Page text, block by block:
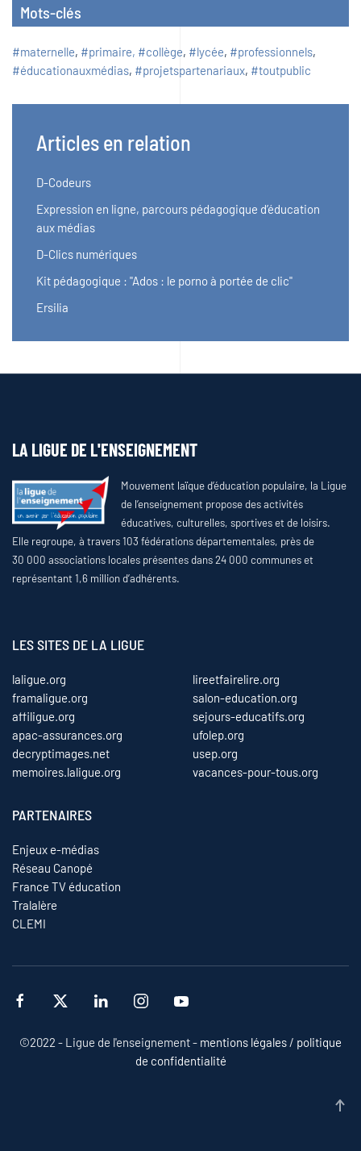
Mots-clés
#maternelle, #primaire, #collège, #lycée, #professionnels,
#éducationauxmédias, #projetspartenariaux, #toutpublic
Articles en relation
D-Codeurs
Expression en ligne, parcours pédagogique d’éducation
aux médias
D-Clics numériques
Kit pédagogique : "Ados : le porno à portée de clic"
Ersilia
LA LIGUE DE L'ENSEIGNEMENT
Mouvement laïque d’éducation populaire, la Ligue
de l’enseignement propose des activités
éducatives, culturelles, sportives et de loisirs.
Elle regroupe, à travers 103 fédérations départementales, près de
30 000 associations locales présentes dans 24 000 communes et
représentant 1,6 million d’adhérents.
LES SITES DE LA LIGUE
laligue.org
framaligue.org
affiligue.org
apac-assurances.org
decryptimages.net
memoires.laligue.org
lireetfairelire.org
salon-education.org
sejours-educatifs.org
ufolep.org
usep.org
vacances-pour-tous.org
PARTENAIRES
Enjeux e-médias
Réseau Canopé
France TV éducation
Tralalère
CLEMI
©2022 - Ligue de l'enseignement - mentions légales / politique
de confidentialité